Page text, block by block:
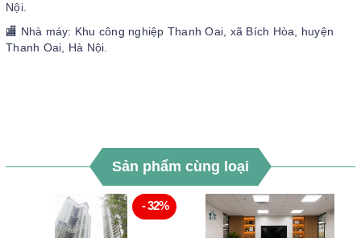
Nội.
🏬 Nhà máy: Khu công nghiệp Thanh Oai, xã Bích Hòa, huyện
Thanh Oai, Hà Nội.
Sản phẩm cùng loại
- 32%